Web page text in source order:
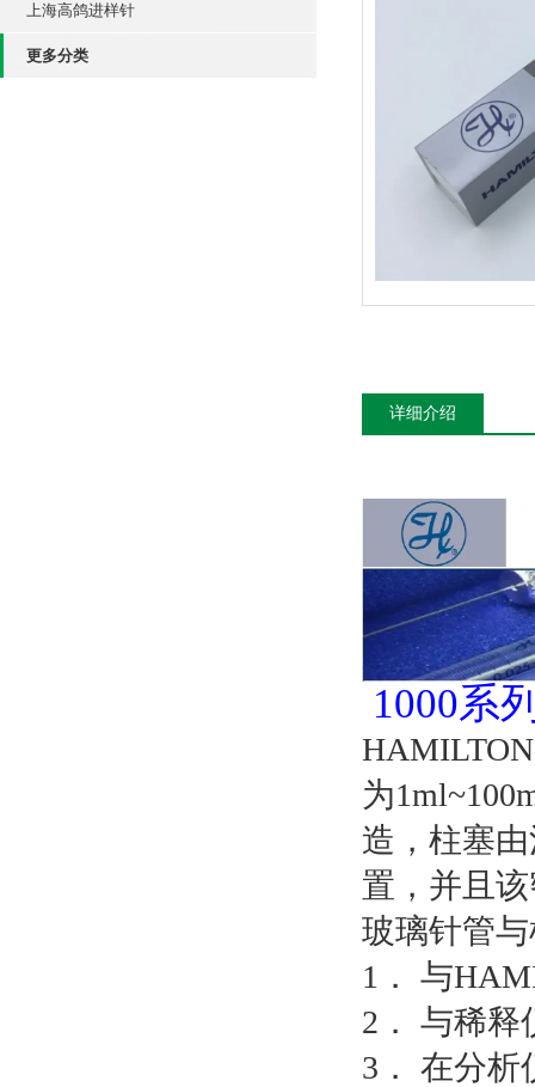
上海高鸽进样针
更多分类
详细介绍
1000系
为
造，柱塞
置，并且
玻璃针管
1． 与
2． 与稀释
3． 在分析